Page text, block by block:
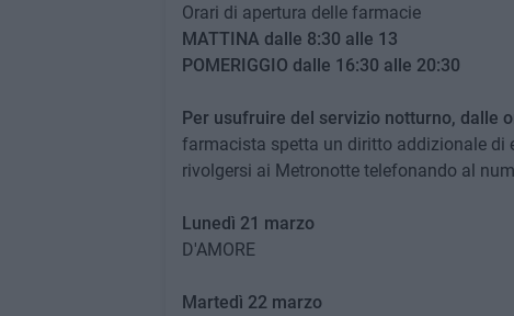
Orari di apertura delle farmacie
MATTINA dalle 8:30 alle 13
POMERIGGIO dalle 16:30 alle 20:30
Per usufruire del servizio notturno, dalle
farmacista spetta un diritto addizionale di
rivolgersi ai Metronotte telefonando al
Lunedì 21 marzo
D'AMORE
Martedì 22 marzo